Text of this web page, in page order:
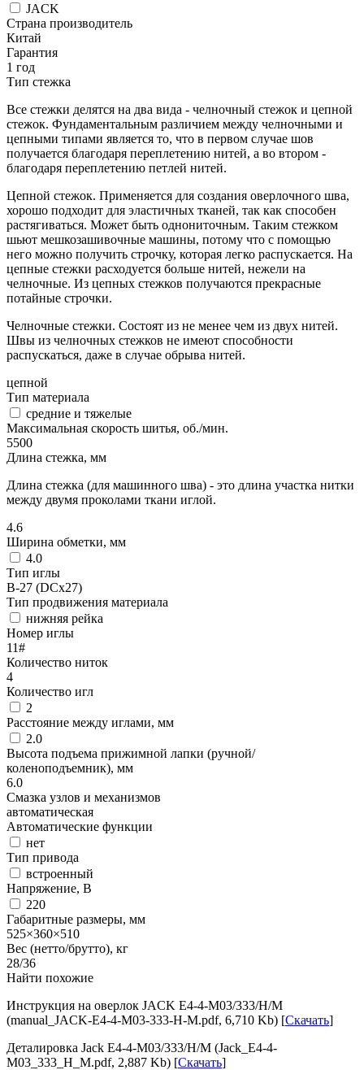
JACK
Страна производитель
Китай
Гарантия
1 год
Тип стежка
Все стежки делятся на два вида - челночный стежок и цепной
стежок. Фундаментальным различием между челночными и
цепными типами является то, что в первом случае шов
получается благодаря переплетению нитей, а во втором -
благодаря переплетению петлей нитей.
Цепной стежок. Применяется для создания оверлочного шва,
хорошо подходит для эластичных тканей, так как способен
растягиваться. Может быть однониточным. Таким стежком
шьют мешкозашивочные машины, потому что с помощью
него можно получить строчку, которая легко распускается. На
цепные стежки расходуется больше нитей, нежели на
челночные. Из цепных стежков получаются прекрасные
потайные строчки.
Челночные стежки. Состоят из не менее чем из двух нитей.
Швы из челночных стежков не имеют способности
распускаться, даже в случае обрыва нитей.
цепной
Тип материала
средние и тяжелые
Максимальная скорость шитья, об./мин.
5500
Длина стежка, мм
Длина стежка (для машинного шва) - это длина участка нитки
между двумя проколами ткани иглой.
4.6
Ширина обметки, мм
4.0
Тип иглы
B-27 (DCx27)
Тип продвижения материала
нижняя рейка
Номер иглы
11#
Количество ниток
4
Количество игл
2
Расстояние между иглами, мм
2.0
Высота подъема прижимной лапки (ручной/
коленоподъемник), мм
6.0
Смазка узлов и механизмов
автоматическая
Автоматические функции
нет
Тип привода
встроенный
Напряжение, В
220
Габаритные размеры, мм
525×360×510
Вес (нетто/брутто), кг
28/36
Найти похожие
Инструкция на оверлок JACK E4-4-M03/333/Н/М
(manual_JACK-E4-4-M03-333-Н-М.pdf, 6,710 Kb) [Скачать]
Деталировка Jack E4-4-M03/333/Н/М (Jack_E4-4-
M03_333_Н_М.pdf, 2,887 Kb) [Скачать]